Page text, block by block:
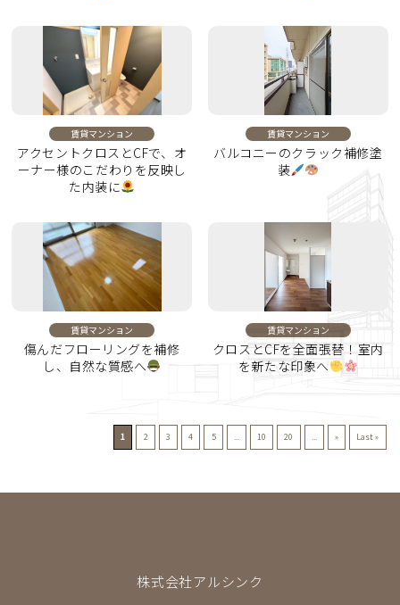
賃貸マンション
アクセントクロスとCFで、オ
ーナー様のこだわりを反映し
た内装に
賃貸マンション
バルコニーのクラック補修塗
装
賃貸マンション
傷んだフローリングを補修
し、自然な質感へ
賃貸マンション
クロスとCFを全面張替！室内
を新たな印象へ
1 2 3 4 5 ... 10 20 ... » Last »
株式会社アルシンク